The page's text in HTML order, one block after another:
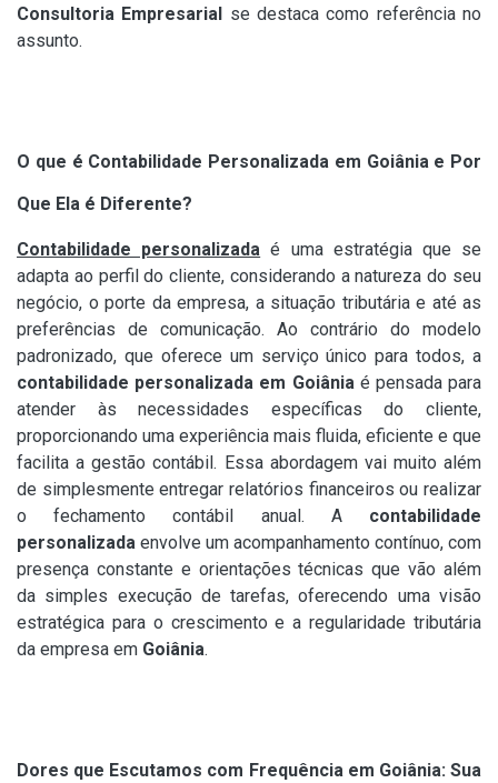
Consultoria Empresarial
se destaca como referência no
assunto.
O que é Contabilidade Personalizada em Goiânia e Por
Que Ela é Diferente?
Contabilidade personalizada é uma estratégia que se
adapta ao perfil do cliente, considerando a natureza do seu
negócio, o porte da empresa, a situação tributária e até as
preferências de comunicação. Ao contrário do modelo
padronizado, que oferece um serviço único para todos, a
contabilidade personalizada em Goiâniaé pensada para
atender às necessidades específicas do cliente,
proporcionando uma experiência mais fluida, eficiente e que
facilita a gestão contábil. Essa abordagem vai muito além
de simplesmente entregar relatórios financeiros ou realizar
o fechamento contábil anual. A contabilidade
personalizada envolve um acompanhamento contínuo, com
presença constante e orientações técnicas que vão além
da simples execução de tarefas, oferecendo uma visão
estratégica para o crescimento e a regularidade tributária
da empresa em Goiânia.
Dores que Escutamos com Frequência em Goiânia: Sua